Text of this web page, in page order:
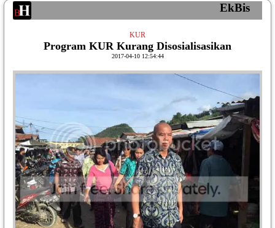
EkBis
KUR
Program KUR Kurang Disosialisasikan
2017-04-10 12:54:44